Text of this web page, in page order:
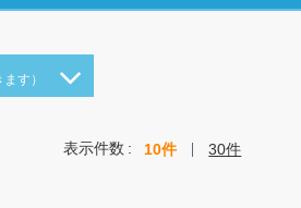
す）
表示件数 10件 30件